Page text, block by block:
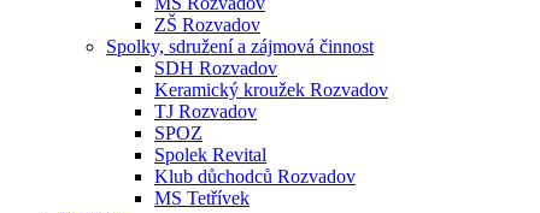
ZŠ Rozvadov
Spolky, sdružení a zájmová činnost
SDH Rozvadov
Keramický kroužek Rozvadov
TJ Rozvadov
SPOZ
Spolek Revital
Klub důchodců Rozvadov
MS Tetřívek